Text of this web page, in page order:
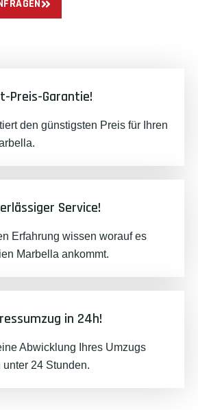
Preis-Garantie!
den günstigsten Preis für Ihren
Service!
Erfahrung wissen worauf es
Marbella ankommt.
in 24h!
Abwicklung Ihres Umzugs
24 Stunden.